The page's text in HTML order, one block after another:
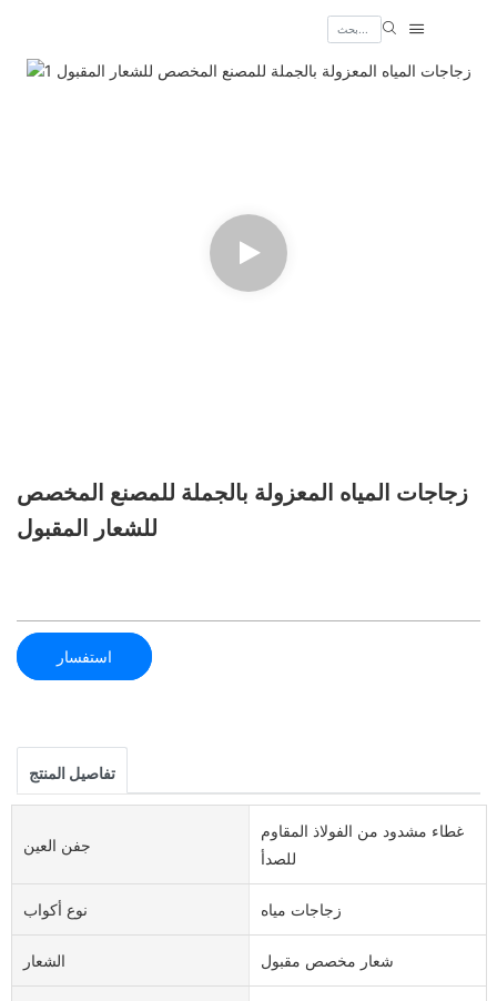
زجاجات المياه المعزولة بالجملة للمصنع المخصص
للشعار المقبول
استفسار
تفاصيل المنتج
جفن العين
غطاء مشدود من الفولاذ المقاوم
للصدأ
نوع أكواب زجاجات مياه
الشعار شعار مخصص مقبول